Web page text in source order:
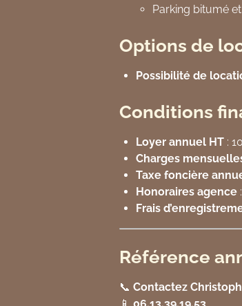
Parking bitumé
Options de
Possibilité de
Conditions
Loyer annuel HT :
Charges
Taxe foncière
Honoraires agence
Frais
Référence
📞 Contactez